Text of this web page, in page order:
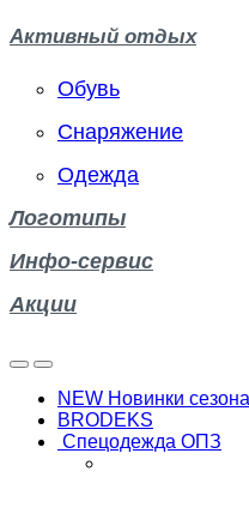
Активный отдых
Обувь
Снаряжение
Одежда
Логотипы
Инфо-сервис
Акции
NEW Новинки сезона
BRODEKS
Спецодежда ОПЗ